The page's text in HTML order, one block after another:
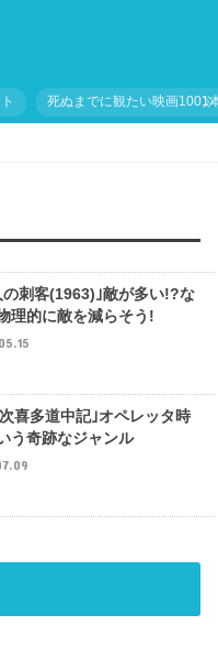
死ぬまでに観たい映画1001
の刺客(1963)｣敵が多い!?な
理的に敵を減らそう!
喜多道中記｣オペレッタ時
う奇跡なジャンル